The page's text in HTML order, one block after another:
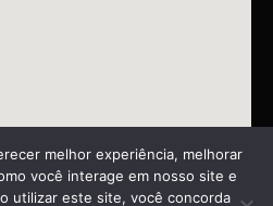
melhor experiência, melhorar
você interage em nosso site e
utilizar este site, você concorda